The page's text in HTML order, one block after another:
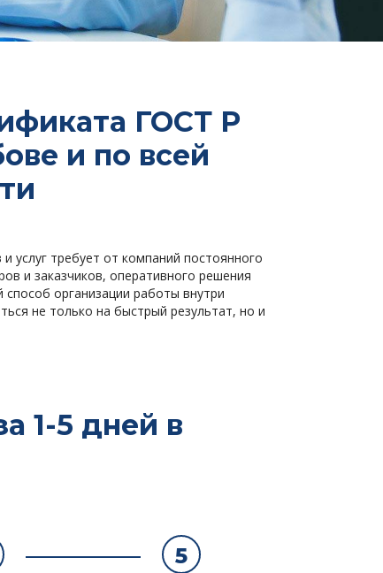
ГОСТ Р
и по всей
услуг требует от компаний постоянного
и заказчиков, оперативного решения
организации работы внутри
не только на быстрый результат, но и
1-5 дней в
5